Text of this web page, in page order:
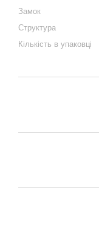
Замок
Структура
Кількість в упаковці